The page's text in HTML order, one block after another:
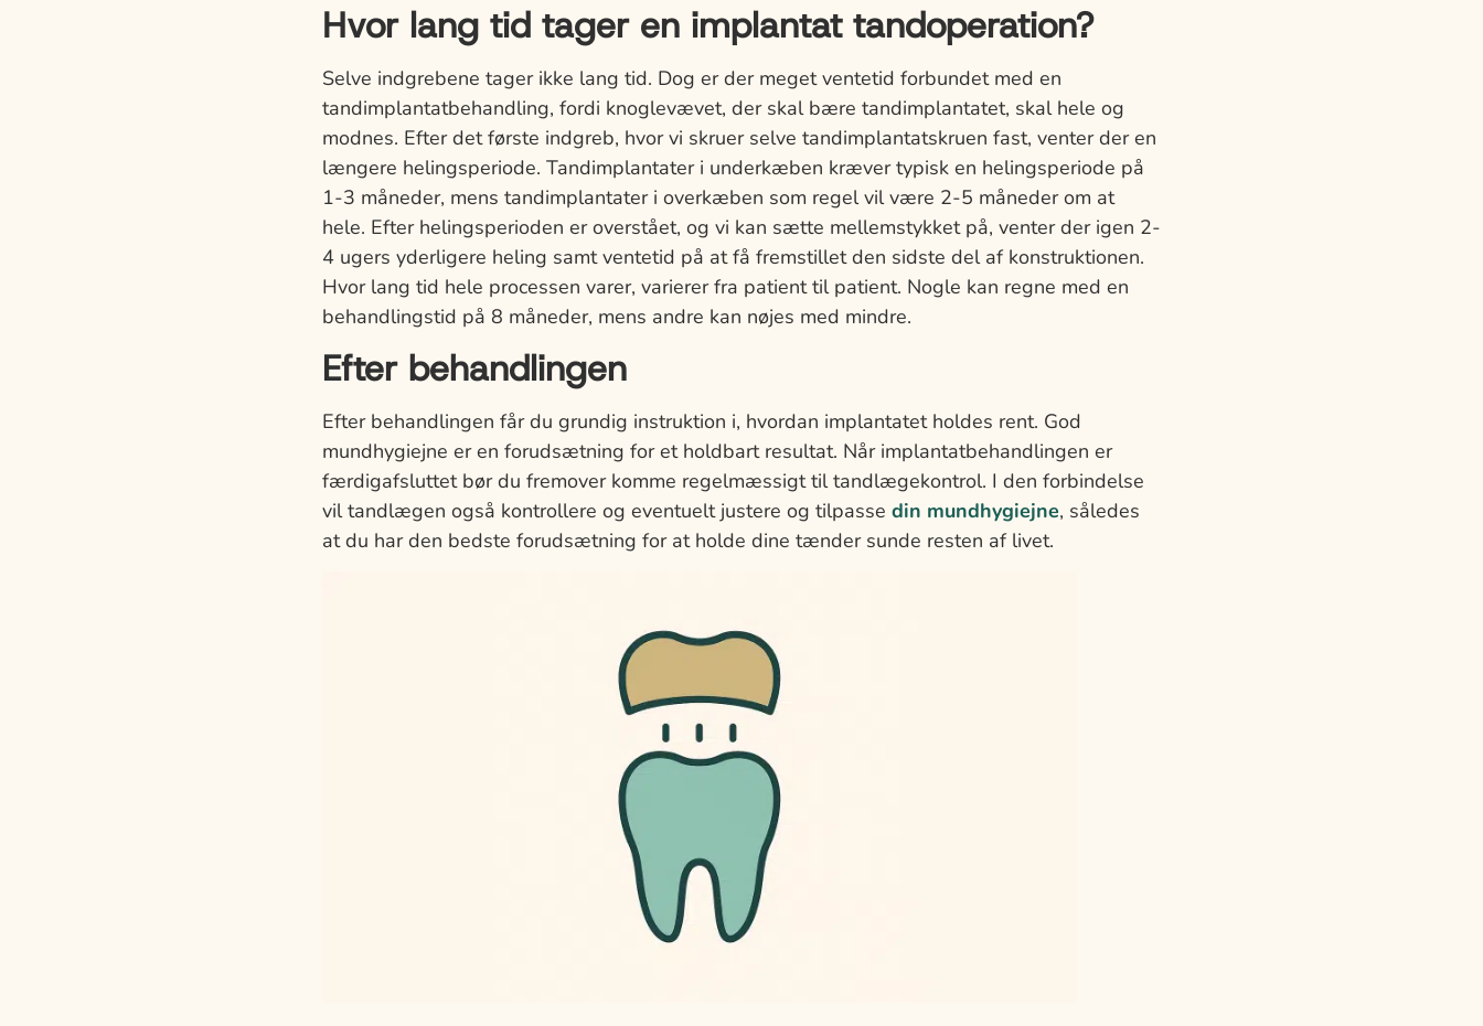
Hvor lang tid tager en implantat tandoperation?
Selve indgrebene tager ikke lang tid. Dog er der meget ventetid forbundet med en
tandimplantatbehandling, fordi knoglevævet, der skal bære tandimplantatet, skal hele og
modnes. Efter det første indgreb, hvor vi skruer selve tandimplantatskruen fast, venter der en
længere helingsperiode. Tandimplantater i underkæben kræver typisk en helingsperiode på
1-3 måneder, mens tandimplantater i overkæben som regel vil være 2-5 måneder om at
hele. Efter helingsperioden er overstået, og vi kan sætte mellemstykket på, venter der igen 2-
4 ugers yderligere heling samt ventetid på at få fremstillet den sidste del af konstruktionen.
Hvor lang tid hele processen varer, varierer fra patient til patient. Nogle kan regne med en
behandlingstid på 8 måneder, mens andre kan nøjes med mindre.
Efter behandlingen
Efter behandlingen får du grundig instruktion i, hvordan implantatet holdes rent. God
mundhygiejne er en forudsætning for et holdbart resultat. Når implantatbehandlingen er
færdigafsluttet bør du fremover komme regelmæssigt til tandlægekontrol. I den forbindelse
vil tandlægen også kontrollere og eventuelt justere og tilpasse din mundhygiejne, således
at du har den bedste forudsætning for at holde dine tænder sunde resten af livet.